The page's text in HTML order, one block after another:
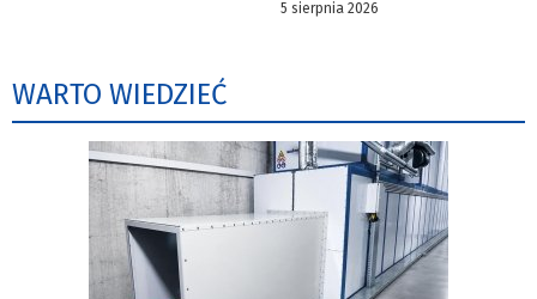
5 sierpnia 2026
WARTO WIEDZIEĆ